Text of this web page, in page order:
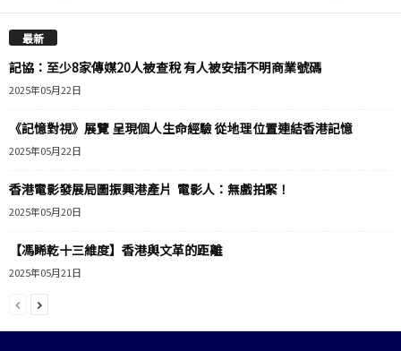
最新
記協：至少8家傳媒20人被查稅 有人被安插不明商業號碼
2025年05月22日
《記憶對視》展覽 呈現個人生命經驗 從地理位置連結香港記憶
2025年05月22日
香港電影發展局圖振興港產片 電影人：無戲拍緊！
2025年05月20日
【馮睎乾十三維度】香港與文革的距離
2025年05月21日